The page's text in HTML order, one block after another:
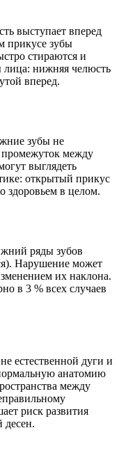
выступает вперед
прикусе зубы
стираются и
лица: нижняя челюсть
вперед.
зубы не
промежуток между
выглядеть
открытый прикус
здоровьем в целом.
ряды зубов
Нарушение может
их наклона.
в 3 % всех случаев
естественной дуги и
анатомию
между
риск развития
десен.